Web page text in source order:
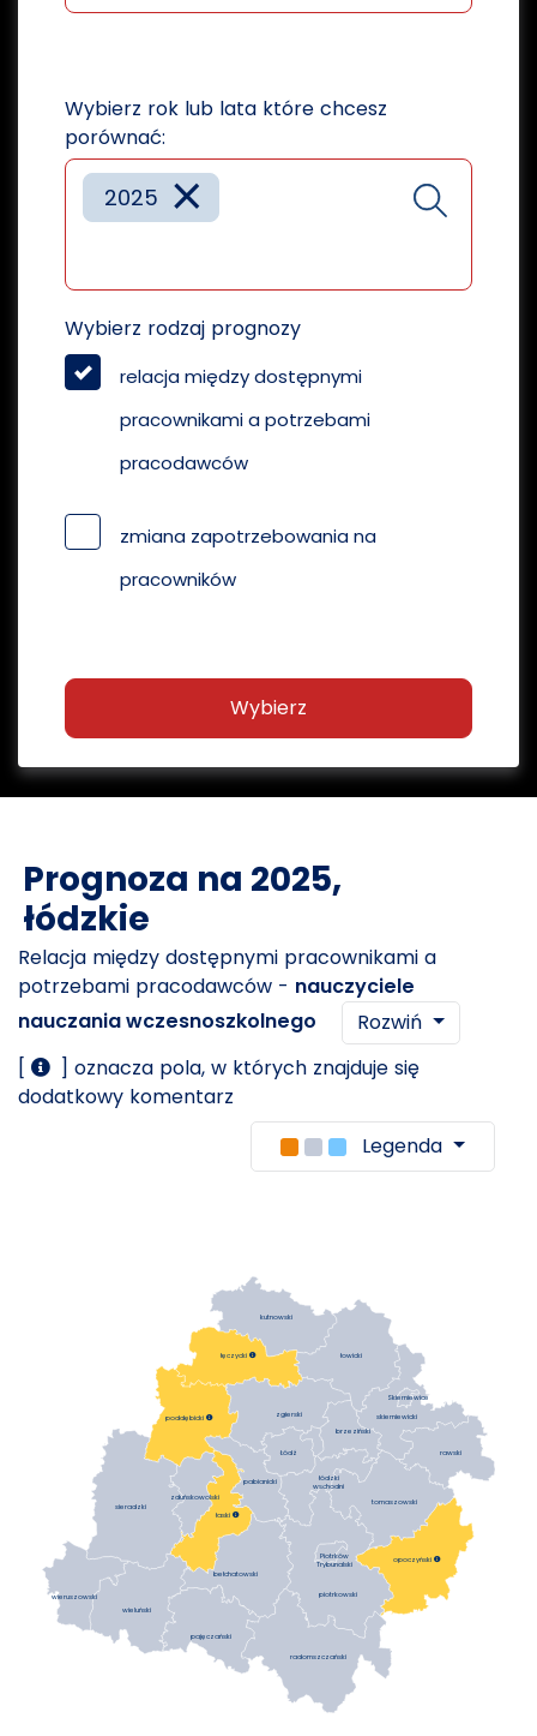
Wybierz rok lub lata które chcesz
porównać:
×
2025
Wybierz rodzaj prognozy
relacja między dostępnymi
pracownikami a potrzebami
pracodawców
zmiana zapotrzebowania na
pracowników
Wybierz
Prognoza na 2025,
łódzkie
Relacja między dostępnymi pracownikami a
potrzebami pracodawców - nauczyciele
nauczania wczesnoszkolnego
Rozwiń
[
] oznacza pola, w których znajduje się
dodatkowy komentarz
Legenda
bełchatowski
kutnowski
łaski 
łęczycki  łowicki
łódzki
wschodni
opoczyński
pabianicki
pajęczański
piotrkowski
poddębicki 
radomszczański
rawski
sieradzki
skierniewicki
tomaszowski
wieluński
wieruszowski
zduńskowolski
zgierski
brzeziński
Łódź
Piotrków
Trybunalski
Skierniewice